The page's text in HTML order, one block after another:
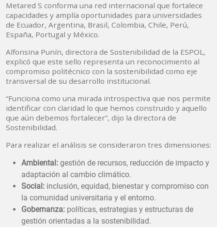
Metared S conforma una red internacional que fortalece
capacidades y amplía oportunidades para universidades
de Ecuador, Argentina, Brasil, Colombia, Chile, Perú,
España, Portugal y México.
Alfonsina Punín, directora de Sostenibilidad de la ESPOL,
explicó que este sello representa un reconocimiento al
compromiso politécnico con la sostenibilidad como eje
transversal de su desarrollo institucional.
“Funciona como una mirada introspectiva que nos permite
identificar con claridad lo que hemos construido y aquello
que aún debemos fortalecer”, dijo la directora de
Sostenibilidad.
Para realizar el análisis se consideraron tres dimensiones:
Ambiental: gestión de recursos, reducción de impacto y
adaptación al cambio climático.
Social: inclusión, equidad, bienestar y compromiso con
la comunidad universitaria y el entorno.
Gobernanza: políticas, estrategias y estructuras de
gestión orientadas a la sostenibilidad.